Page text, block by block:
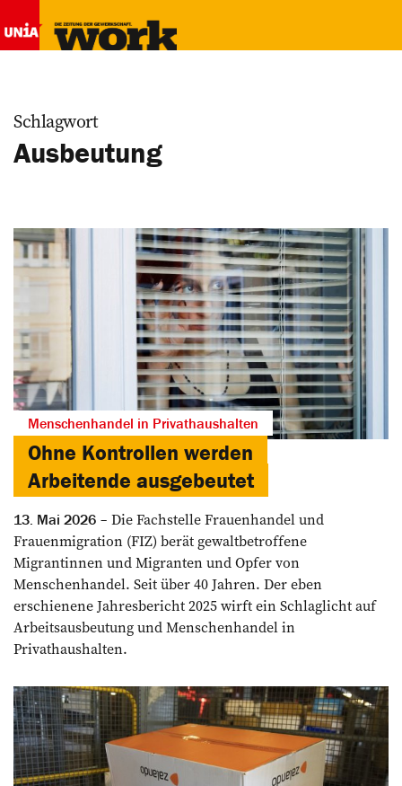
Schlagwort
Ausbeutung
Menschenhandel in Privathaushalten
Ohne Kontrollen werden
Arbeitende ausgebeutet
13. Mai 2026
Die Fachstelle Frauenhandel und
Frauenmigration (FIZ) berät gewaltbetroffene
Migrantinnen und Migranten und Opfer von
Menschenhandel. Seit über 40 Jahren. Der eben
erschienene Jahresbericht 2025 wirft ein Schlaglicht auf
Arbeitsausbeutung und Menschenhandel in
Privathaushalten.